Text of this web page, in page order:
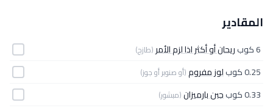
المقادير
6 كوب ريحان أو أكثر اذا لزم الأمر (طازج)
0.25 كوب لوز مفروم(أو صنوبر أو جوز)
0.33 كوب جبن بارميزان(مبشور)